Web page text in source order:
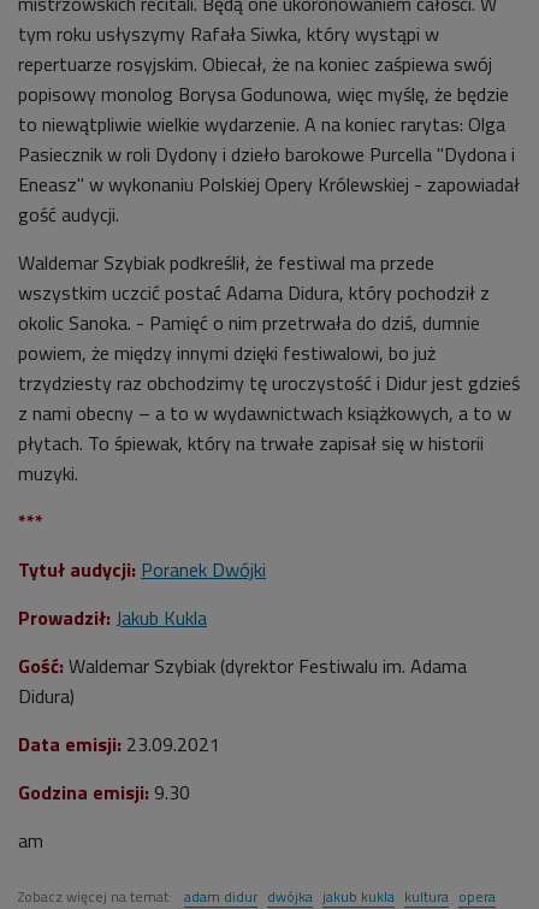
tym roku usłyszymy Rafała Siwka, który wystąpi w
repertuarze rosyjskim. Obiecał, że na koniec zaśpiewa swój
popisowy monolog Borysa Godunowa, więc myślę, że będzie
to niewątpliwie wielkie wydarzenie. A na koniec rarytas: Olga
Pasiecznik w roli Dydony i dzieło barokowe Purcella "Dydona i
Eneasz" w wykonaniu Polskiej Opery Królewskiej - zapowiadał
gość audycji.
Waldemar Szybiak podkreślił, że festiwal ma przede
wszystkim uczcić postać Adama Didura, który pochodził z
okolic Sanoka. - Pamięć o nim przetrwała do dziś, dumnie
powiem, że między innymi dzięki festiwalowi, bo już
trzydziesty raz obchodzimy tę uroczystość i Didur jest gdzieś
z nami obecny – a to w wydawnictwach książkowych, a to w
płytach. To śpiewak, który na trwałe zapisał się w historii
muzyki.
***
Tytuł audycji: Poranek Dwójki
Prowadził: Jakub Kukla
Gość: Waldemar Szybiak (dyrektor Festiwalu im. Adama
Didura)
Data emisji: 23.09.2021
Godzina emisji: 9.30
am
Zobacz więcej na temat: adam didur dwójka jakub kukla kultura opera